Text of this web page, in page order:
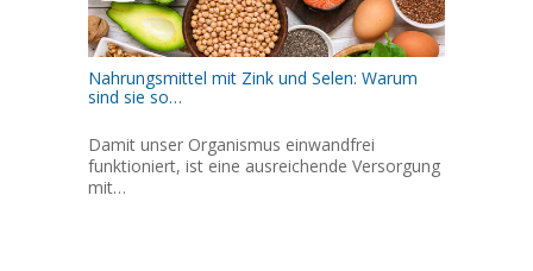
Nahrungsmittel mit Zink und Selen: Warum
sind sie so…
Damit unser Organismus einwandfrei
funktioniert, ist eine ausreichende Versorgung
mit…